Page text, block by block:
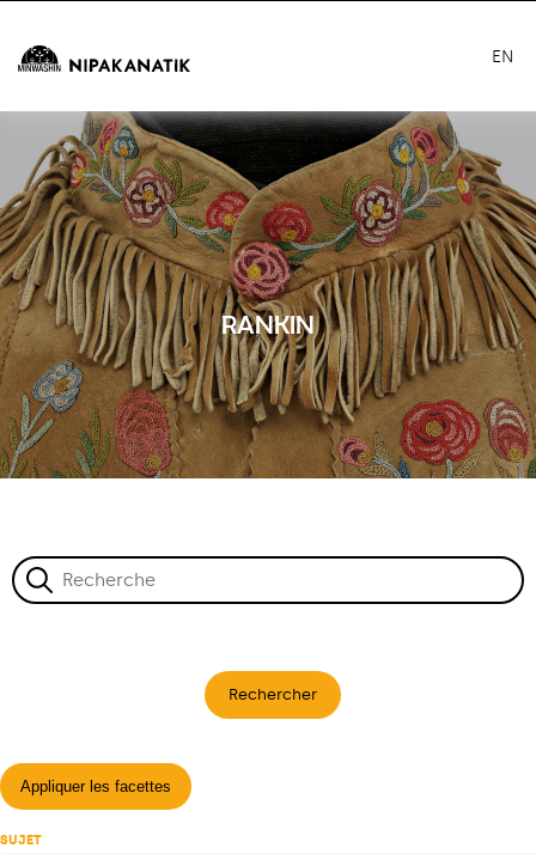
EN
RANKIN
Rechercher
Appliquer les facettes
SUJET